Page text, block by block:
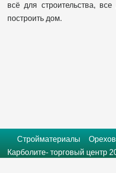
всё для строительства,
построить дом.
Стройматериалы
Карболите- торговый центр